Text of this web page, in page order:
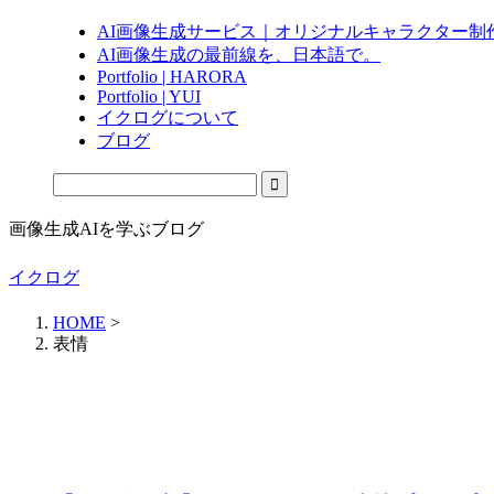
AI画像生成サービス｜オリジナルキャラクター制
AI画像生成の最前線を、日本語で。
Portfolio | HARORA
Portfolio | YUI
イクログについて
ブログ
画像生成AIを学ぶブログ
イクログ
HOME >
表情